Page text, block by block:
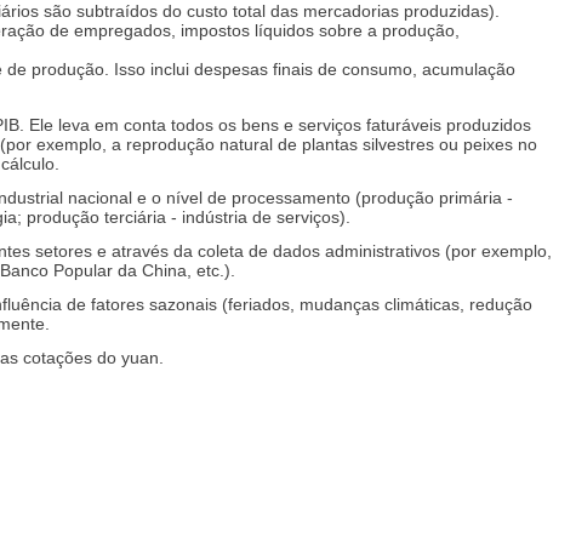
são subtraídos do custo total das mercadorias produzidas).
de empregados, impostos líquidos sobre a produção,
produção. Isso inclui despesas finais de consumo, acumulação
Ele leva em conta todos os bens e serviços faturáveis produzidos
exemplo, a reprodução natural de plantas silvestres ou peixes no
nacional e o nível de processamento (produção primária -
produção terciária - indústria de serviços).
setores e através da coleta de dados administrativos (por exemplo,
Popular da China, etc.).
de fatores sazonais (feriados, mudanças climáticas, redução
cotações do yuan.